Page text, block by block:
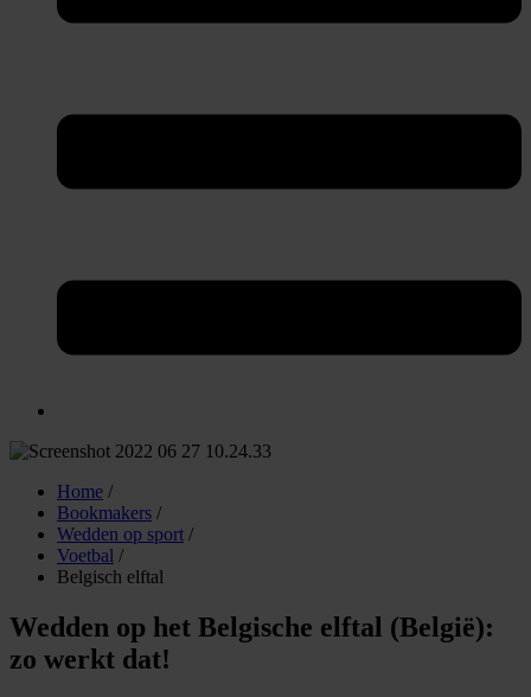
Home /
Bookmakers /
Wedden op sport /
Voetbal /
Belgisch elftal
Wedden op het Belgische elftal (België):
zo werkt dat!